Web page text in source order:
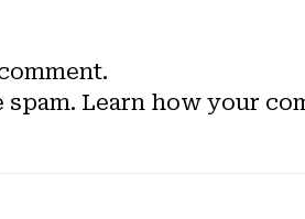
spam. Learn how your